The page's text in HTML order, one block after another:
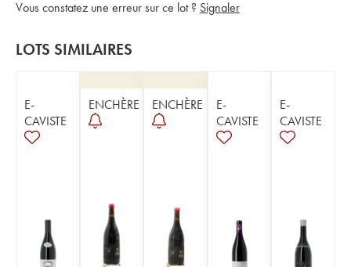
Vous constatez une erreur sur ce lot ? Signaler
LOTS SIMILAIRES
E-
CAVISTE
ENCHÈRE ENCHÈRE
E-
CAVISTE
E-
CAVISTE